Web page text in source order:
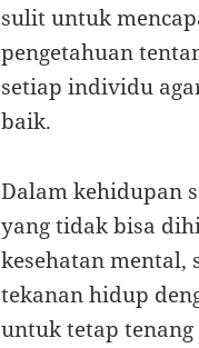
sulit untuk
pengetahuan
setiap individu
baik.
Dalam kehidupan
yang tidak bisa
kesehatan mental,
tekanan hidup
untuk tetap